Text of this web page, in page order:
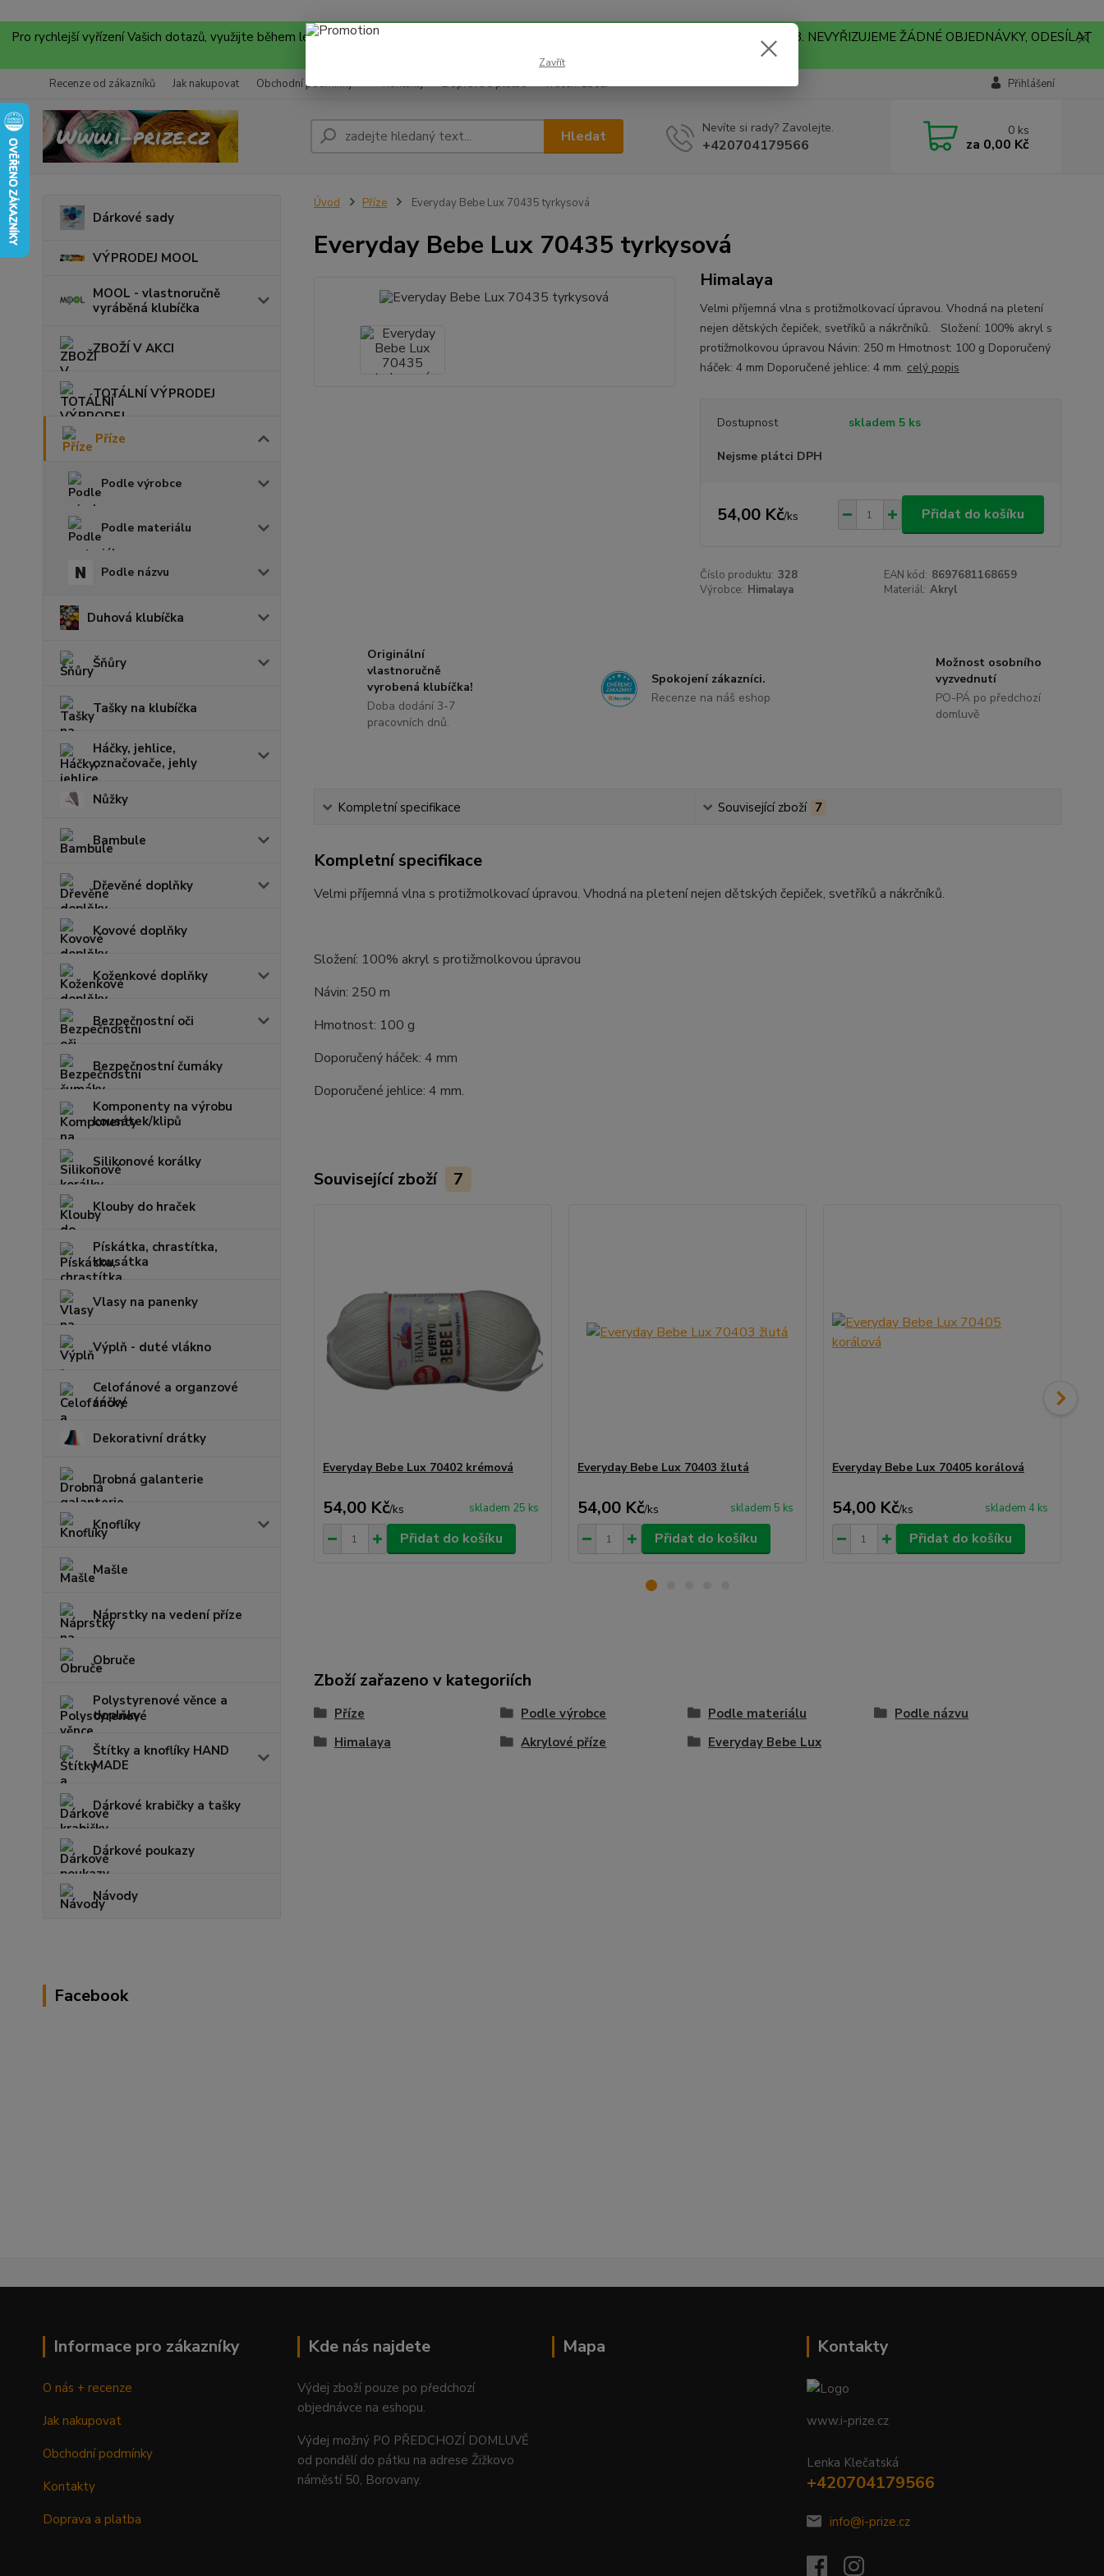
Pro rychlejší vyřízení Vašich dotazů, využijte během letních prázdnin náš email info@i-prize.cz. Děkujeme. !!! POZOR ZMĚNA !!! V PONDĚLÍ 10.8. NEVYŘIZUJEME ŽÁDNÉ OBJEDNÁVKY, ODESÍLAT
Recenze od zákazníků Jak nakupovat Obchodní podmínky Kontakty Doprava a platba Vrácení zboží Přihlášení
Hledat Nevíte si rady? Zavolejte.
+420704179566
0 ks
za 0,00 Kč
Dárkové sady
VÝPRODEJ MOOL
MOOL - vlastnoručně
vyráběná klubíčka
ZBOŽÍ V AKCI
TOTÁLNÍ VÝPRODEJ
Příze
Podle výrobce
Podle materiálu
Podle názvu
Duhová klubíčka
Šňůry
Tašky na klubíčka
Háčky, jehlice,
označovače, jehly
Nůžky
Bambule
Dřevěné doplňky
Kovové doplňky
Koženkové doplňky
Bezpečnostní oči
Bezpečnostní čumáky
Komponenty na výrobu
kousátek/klipů
Silikonové korálky
Klouby do hraček
Pískátka, chrastítka,
kousátka
Vlasy na panenky
Výplň - duté vlákno
Celofánové a organzové
sáčky
Dekorativní drátky
Drobná galanterie
Knoflíky
Mašle
Náprstky na vedení příze
Obruče
Polystyrenové věnce a
doplňky
Štítky a knoflíky HAND
MADE
Dárkové krabičky a tašky
Dárkové poukazy
Návody
Facebook
Úvod Příze Everyday Bebe Lux 70435 tyrkysová
Everyday Bebe Lux 70435 tyrkysová
Himalaya
Velmi příjemná vlna s protižmolkovací úpravou. Vhodná na pletení
nejen dětských čepiček, svetříků a nákrčníků. Složení: 100% akryl s
protižmolkovou úpravou Návin: 250 m Hmotnost: 100 g Doporučený
háček: 4 mm Doporučené jehlice: 4 mm. celý popis
Dostupnost skladem 5 ks
Nejsme plátci DPH
54,00 Kč/ks Přidat do košíku
Číslo produktu: 328 EAN kód: 8697681168659
Výrobce: Himalaya Materiál: Akryl
Originální
vlastnoručně
vyrobená klubíčka!
Doba dodání 3-7
pracovních dnů.
Spokojení zákazníci.
Recenze na náš eshop
Možnost osobního
vyzvednutí
PO-PÁ po předchozí
domluvě
Kompletní specifikace Související zboží 7
Kompletní specifikace
Velmi příjemná vlna s protižmolkovací úpravou. Vhodná na pletení nejen dětských čepiček, svetříků a nákrčníků.
Složení: 100% akryl s protižmolkovou úpravou
Návin: 250 m
Hmotnost: 100 g
Doporučený háček: 4 mm
Doporučené jehlice: 4 mm.
Související zboží 7
Everyday Bebe Lux 70402 krémová
54,00 Kč/ks skladem 25 ks
Přidat do košíku
Everyday Bebe Lux 70403 žlutá
54,00 Kč/ks skladem 5 ks
Přidat do košíku
Everyday Bebe Lux 70405 korálová
54,00 Kč/ks skladem 4 ks
Přidat do košíku
Zboží zařazeno v kategoriích
Příze Podle výrobce Podle materiálu
Podle názvu
Himalaya
Akrylové příze Everyday Bebe Lux
Informace pro zákazníky
O nás + recenze
Jak nakupovat
Obchodní podmínky
Kontakty
Doprava a platba
Kde nás najdete
Výdej zboží pouze po předchozí
objednávce na eshopu.
Výdej možný PO PŘEDCHOZÍ DOMLUVĚ
od pondělí do pátku na adrese Žižkovo
náměstí 50, Borovany.
Mapa Kontakty
www.i-prize.cz
Lenka Klečatská
+420704179566
info@i-prize.cz
Zavřít